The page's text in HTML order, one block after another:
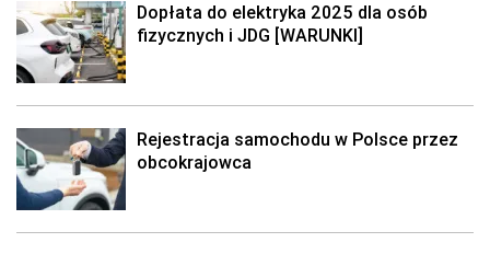
Dopłata do elektryka 2025 dla osób
fizycznych i JDG [WARUNKI]
Rejestracja samochodu w Polsce przez
obcokrajowca